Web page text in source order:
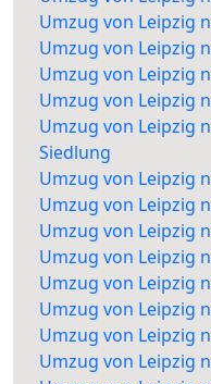
Umzug von Leipzig
Umzug von Leipzig
Umzug von Leipzig
Umzug von Leipzig
Umzug von Leipzig
Siedlung
Umzug von Leipzig
Umzug von Leipzig
Umzug von Leipzig
Umzug von Leipzig
Umzug von Leipzig
Umzug von Leipzig
Umzug von Leipzig
Umzug von Leipzig